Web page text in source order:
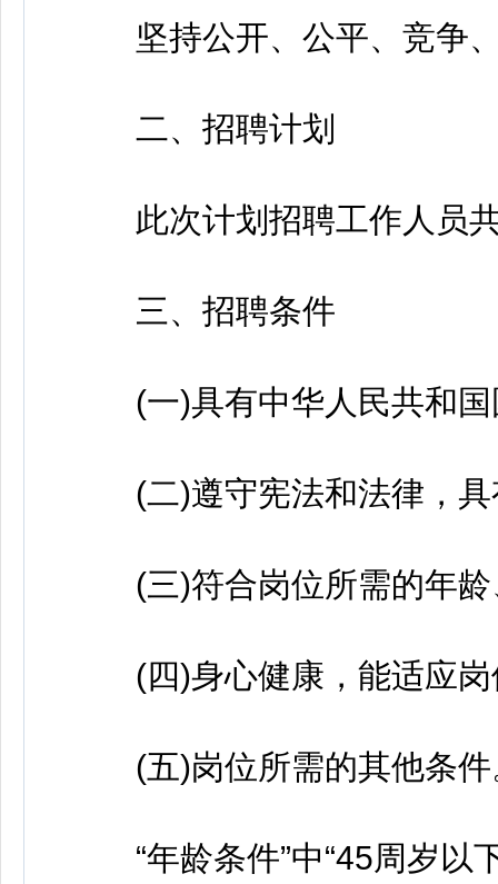
坚持公开、公平、竞争、
二、招聘计划
此次计划招聘工作人员共
三、招聘条件
(一)具有中华人民共和国
(二)遵守宪法和法律，具
(三)符合岗位所需的年龄
(四)身心健康，能适应岗
(五)岗位所需的其他条件
“年龄条件”中“45周岁以